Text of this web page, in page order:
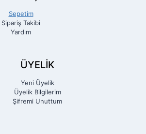
Sepetim
Sipariş Takibi
Yardım
ÜYELİK
Yeni Üyelik
Üyelik Bilgilerim
Şifremi Unuttum